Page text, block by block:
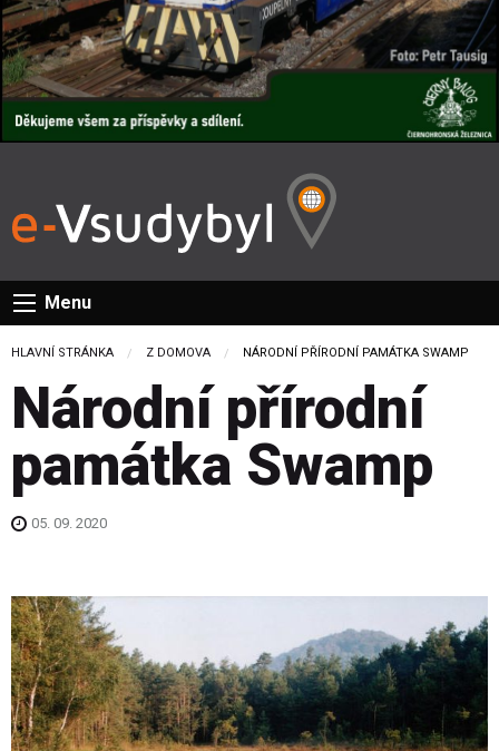
Menu
HLAVNÍ STRÁNKA Z DOMOVA CURRENT:
NÁRODNÍ PŘÍRODNÍ PAMÁTKA SWAMP
Národní přírodní
památka Swamp
05. 09. 2020